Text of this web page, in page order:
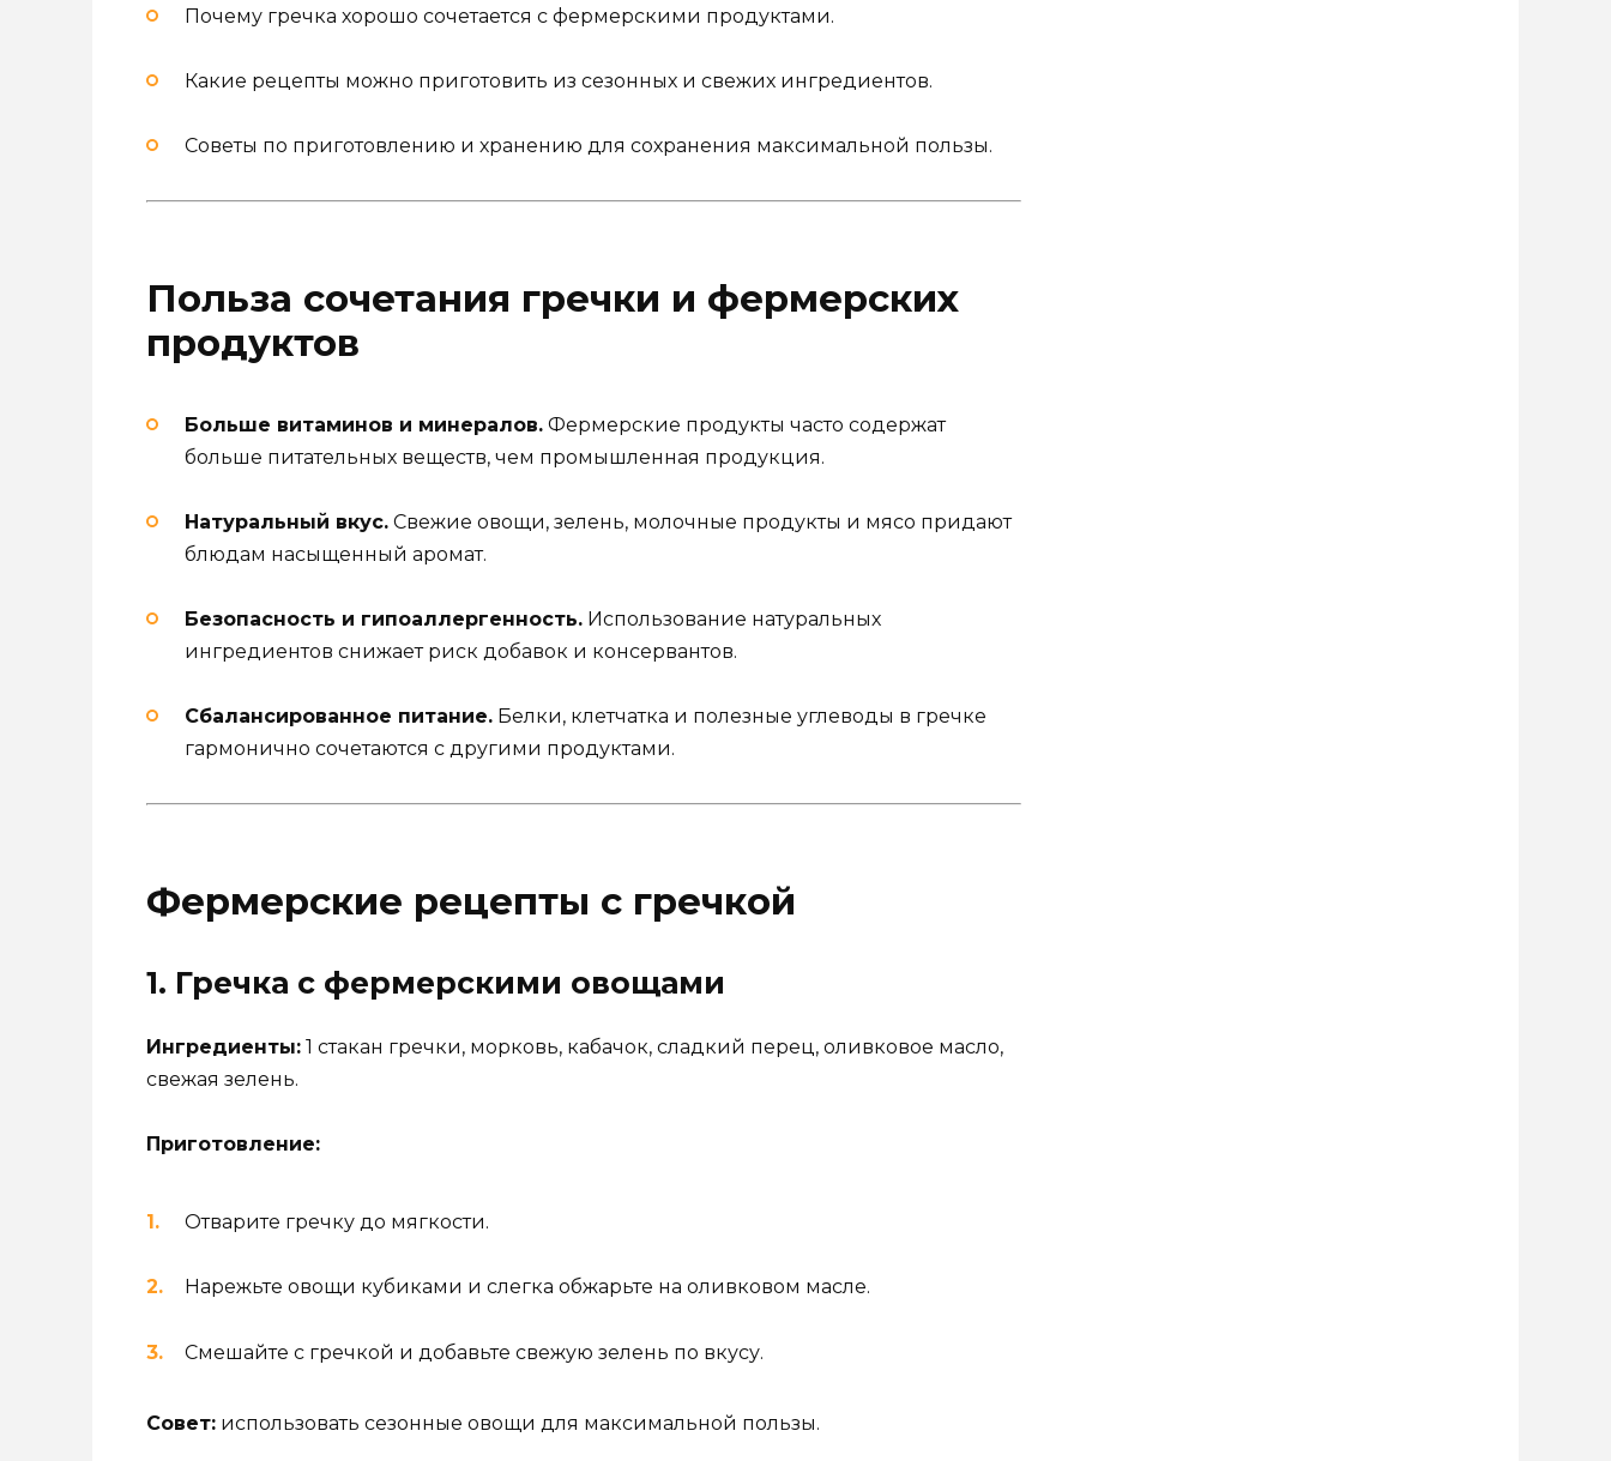
Почему гречка хорошо сочетается с фермерскими продуктами.
Какие рецепты можно приготовить из сезонных и свежих ингредиентов.
Советы по приготовлению и хранению для сохранения максимальной пользы.
Польза сочетания гречки и фермерских
продуктов
Больше витаминов и минералов. Фермерские продукты часто содержат
больше питательных веществ, чем промышленная продукция.
Натуральный вкус. Свежие овощи, зелень, молочные продукты и мясо придают
блюдам насыщенный аромат.
Безопасность и гипоаллергенность. Использование натуральных
ингредиентов снижает риск добавок и консервантов.
Сбалансированное питание. Белки, клетчатка и полезные углеводы в гречке
гармонично сочетаются с другими продуктами.
Фермерские рецепты с гречкой
1. Гречка с фермерскими овощами
Ингредиенты: 1 стакан гречки, морковь, кабачок, сладкий перец, оливковое масло,
свежая зелень.
Приготовление:
Отварите гречку до мягкости.
Нарежьте овощи кубиками и слегка обжарьте на оливковом масле.
Смешайте с гречкой и добавьте свежую зелень по вкусу.
Совет: использовать сезонные овощи для максимальной пользы.